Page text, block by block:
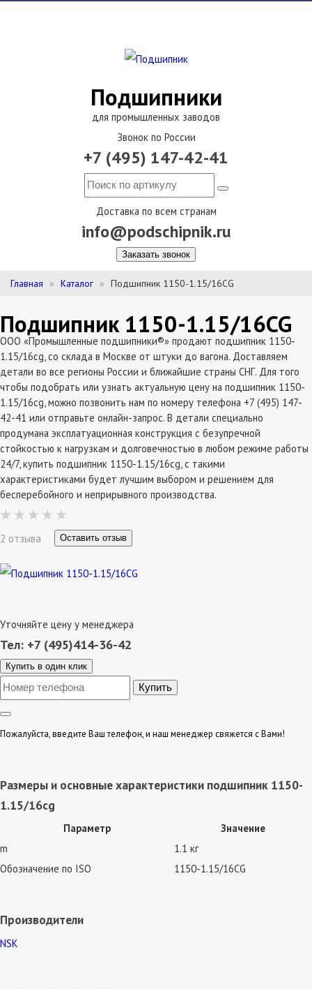
Подшипники
для промышленных заводов
Звонок по России
+7 (495) 147-42-41
Доставка по всем странам
info@podschipnik.ru
Заказать звонок
Главная Каталог Подшипник 1150-1.15/16CG
Подшипник 1150-1.15/16CG
ООО «Промышленные подшипники®» продают подшипник 1150-
1.15/16cg, со склада в Москве от штуки до вагона. Доставляем
детали во все регионы России и ближайшие страны СНГ. Для того
чтобы подобрать или узнать актуальную цену на подшипник 1150-
1.15/16cg, можно позвонить нам по номеру телефона +7 (495) 147-
42-41 или отправьте онлайн-запрос. В детали специально
продумана эксплатуационная конструкция с безупречной
стойкостью к нагрузкам и долговечностью в любом режиме работы
24/7, купить подшипник 1150-1.15/16cg, с такими
характеристиками будет лучшим выбором и решением для
бесперебойного и неприрывного производства.
2 отзыва Оставить отзыв
Уточняйте цену у менеджера
Тел: +7 (495)414-36-42
Купить в один клик
Пожалуйста, введите Ваш телефон, и наш менеджер свяжется с Вами!
Размеры и основные характеристики подшипник 1150-
1.15/16cg
Параметр
Значение
m
1.1 кг
Обозначение по ISO
1150-1.15/16CG
Производители
NSK